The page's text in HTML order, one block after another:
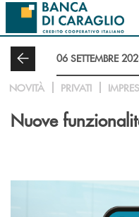
Salta al contenuto principale
06 SETTEMBRE
NOVITÀ PRIVATI
Nuove